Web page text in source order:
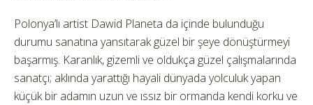
Polonya’lı artist Dawid Planeta da içinde bulunduğu
durumu sanatına yansıtarak güzel bir şeye dönüştürmeyi
başarmış. Karanlık, gizemli ve oldukça güzel çalışmalarında
sanatçı; aklında yarattığı hayali dünyada yolculuk yapan
küçük bir adamın uzun ve ıssız bir ormanda kendi korku ve